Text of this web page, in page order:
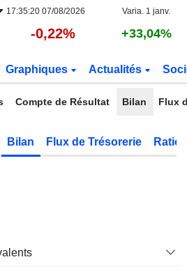
17:35:20 07/08/2026 Varia. 1 janv.
-0,22% +33,04%
Graphiques Actualités
Compte de Résultat Bilan Flux
Bilan Flux de Trésorerie